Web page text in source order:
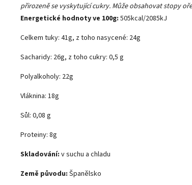
přirozeně se vyskytující cukry. Může obsahovat stopy
Energetické hodnoty ve 100g: 505kcal/2085kJ
Celkem tuky: 41g, z toho nasycené: 24g
Sacharidy: 26g, z toho cukry: 0,5 g
Polyalkoholy: 22g
Vláknina: 18g
Sůl: 0,08 g
Proteiny: 8g
Skladování: v suchu a chladu
Země původu: Španělsko